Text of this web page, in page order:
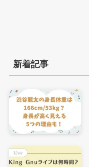
新着記事